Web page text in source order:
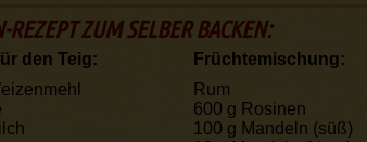
REZEPT ZUM SELBER BACKEN:
den Teig:
Früchtemischung:
Rum
600 g Rosinen
100 g Mandeln (süß)